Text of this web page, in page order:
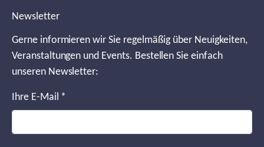
Newsletter
Gerne informieren wir Sie regelmäßig über Neuigkeiten,
Veranstaltungen und Events. Bestellen Sie einfach
unseren Newsletter:
Ihre E-Mail *